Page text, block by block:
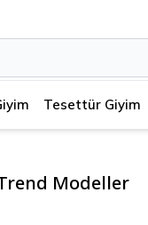
Tesettür Giyim
Modeller